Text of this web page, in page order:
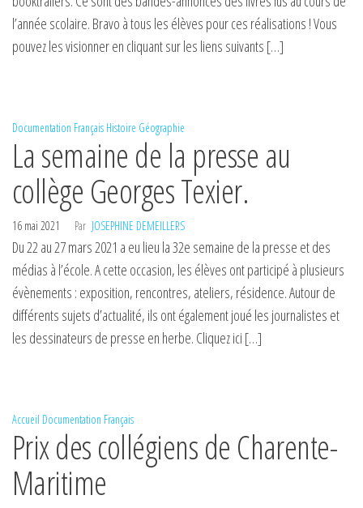
l’année scolaire. Bravo à tous les élèves pour ces réalisations ! Vous
pouvez les visionner en cliquant sur les liens suivants […]
Documentation Français Histoire Géographie
La semaine de la presse au
collège Georges Texier.
16 mai 2021 Par JOSEPHINE DEMEILLERS
Du 22 au 27 mars 2021 a eu lieu la 32e semaine de la presse et des
médias à l’école. A cette occasion, les élèves ont participé à plusieurs
évènements : exposition, rencontres, ateliers, résidence. Autour de
différents sujets d’actualité, ils ont également joué les journalistes et
les dessinateurs de presse en herbe. Cliquez ici […]
Accueil Documentation Français
Prix des collégiens de Charente-
Maritime